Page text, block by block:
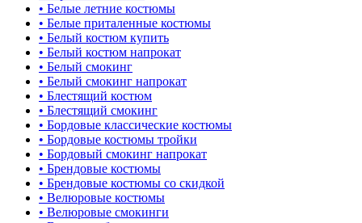
• Белые летние костюмы
• Белые приталенные костюмы
• Белый костюм купить
• Белый костюм напрокат
• Белый смокинг
• Белый смокинг напрокат
• Блестящий костюм
• Блестящий смокинг
• Бордовые классические костюмы
• Бордовые костюмы тройки
• Бордовый смокинг напрокат
• Брендовые костюмы
• Брендовые костюмы со скидкой
• Велюровые костюмы
• Велюровые смокинги